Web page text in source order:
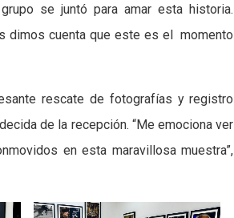
se juntó para amar esta historia.
dimos cuenta que este es el momento
rescate de fotografías y registro
de la recepción. “Me emociona ver
en esta maravillosa muestra”,